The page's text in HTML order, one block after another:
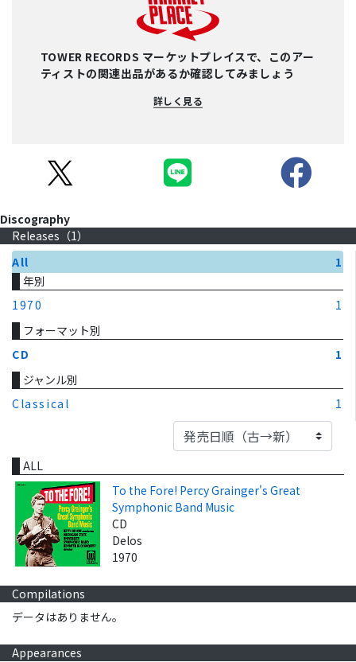
TOWER RECORDS マーケットプレイスで、このアー
ティストの関連出品があるか確認してみましょう
詳しく見る
Discography
Releases（1）
All
1
年別
1970
1
フォーマット別
CD
1
ジャンル別
Classical
1
ALL
To the Fore! Percy Grainger's Great
Symphonic Band Music
CD
Delos
1970
Compilations
データはありません。
Appearances